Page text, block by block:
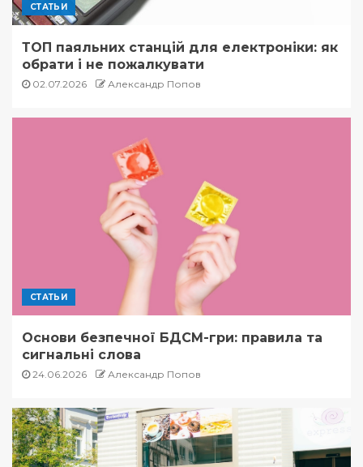
СТАТЬИ
ТОП паяльних станцій для електроніки: як
обрати і не пожалкувати
02.07.2026 Александр Попов
СТАТЬИ
Основи безпечної БДСМ-гри: правила та
сигнальні слова
24.06.2026 Александр Попов